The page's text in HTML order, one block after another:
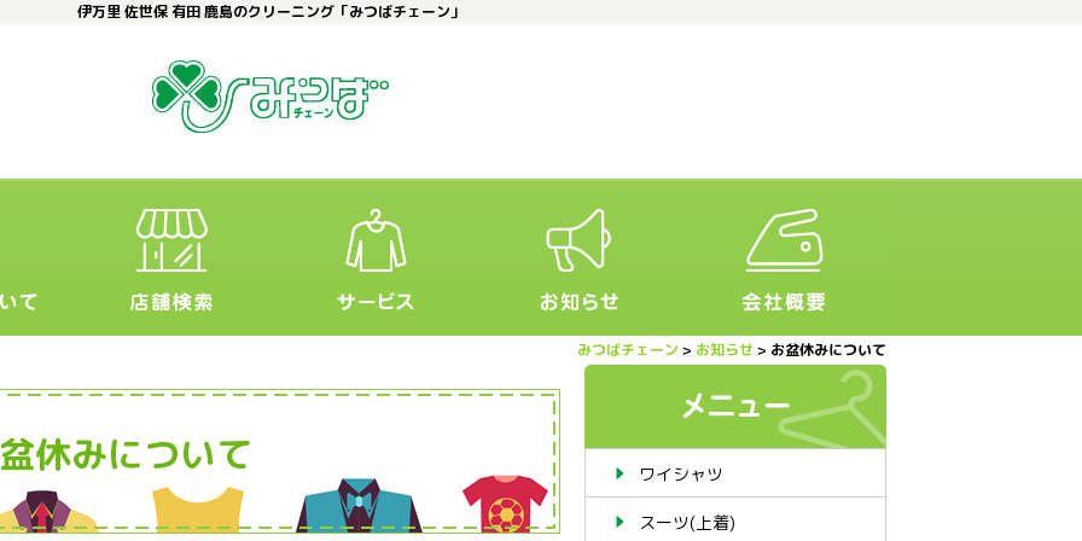
伊万里 佐世保 有田 鹿島のクリーニング「みつばチェーン」
みつばチェーン > お知らせ > お盆休みについて
休みについて ワイシャツ
スーツ(上着)